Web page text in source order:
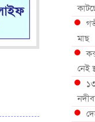
মাছ
নেই